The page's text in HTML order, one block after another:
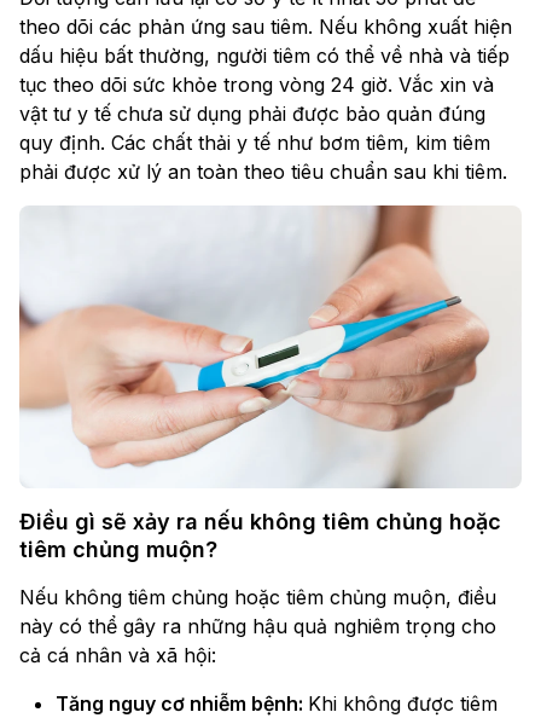
theo dõi các phản ứng sau tiêm. Nếu không xuất hiện
dấu hiệu bất thường, người tiêm có thể về nhà và tiếp
tục theo dõi sức khỏe trong vòng 24 giờ. Vắc xin và
vật tư y tế chưa sử dụng phải được bảo quản đúng
quy định. Các chất thải y tế như bơm tiêm, kim tiêm
phải được xử lý an toàn theo tiêu chuẩn sau khi tiêm.
Điều gì sẽ xảy ra nếu không tiêm chủng hoặc
tiêm chủng muộn?
Nếu không tiêm chủng hoặc tiêm chủng muộn, điều
này có thể gây ra những hậu quả nghiêm trọng cho
cả cá nhân và xã hội:
Tăng nguy cơ nhiễm bệnh: Khi không được tiêm